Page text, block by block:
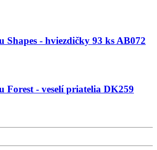
Shapes - hviezdičky 93 ks AB072
Forest - veselí priatelia DK259